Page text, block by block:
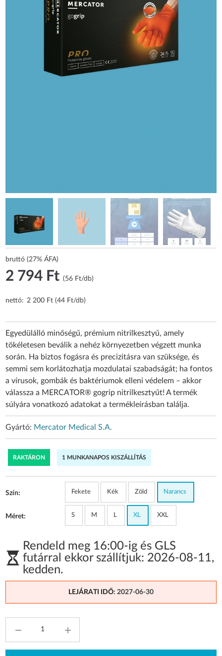
bruttó (27% ÁFA)
2 794 Ft(56 Ft/db)
nettó: 2 200 Ft (44 Ft/db)
Egyedülálló minőségű, prémium nitrilkesztyű, amely
tökéletesen beválik a nehéz környezetben végzett munka
során. Ha biztos fogásra és precizitásra van szüksége, és
semmi sem korlátozhatja mozdulatai szabadságát; ha fontos
a vírusok, gombák és baktériumok elleni védelem – akkor
válassza a MERCATOR® gogrip nitrilkesztyűt! A termék
súlyára vonatkozó adatokat a termékleírásban találja.
Gyártó: Mercator Medical S.A.
RAKTÁRON 1 MUNKANAPOS KISZÁLLÍTÁS
Szín: Fekete Kék Zöld Narancs
Méret: S M L XL XXL
Rendeld meg 16:00-ig és GLS
futárral ekkor szállítjuk: 2026-08-11,
kedden.
LEJÁRATI IDŐ: 2027-06-30